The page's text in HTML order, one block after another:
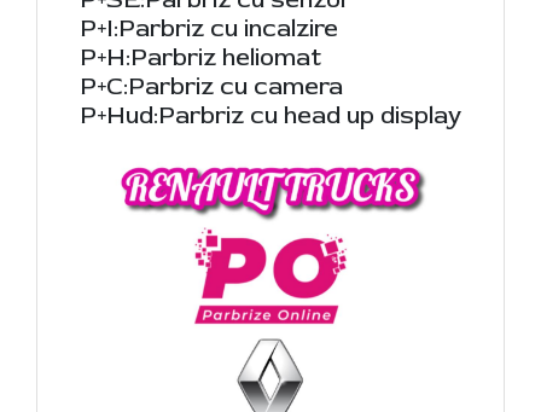
P+I:Parbriz cu incalzire
P+H:Parbriz heliomat
P+C:Parbriz cu camera
P+Hud:Parbriz cu head up display